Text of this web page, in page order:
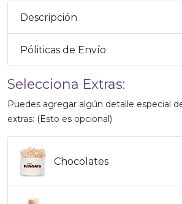
Descripción
Póliticas de Envío
Selecciona Extras:
Puedes agregar algún detalle especial
extras: (Esto es opcional)
Chocolates